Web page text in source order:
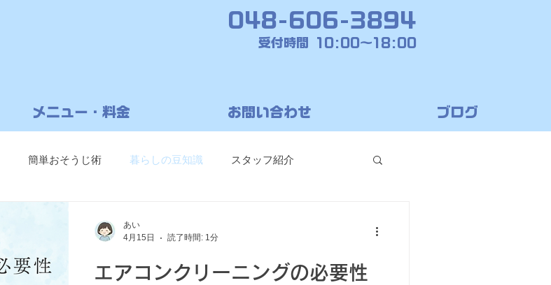
048-606-3894
受付時間 10:00～18:00
メニュー・料金 お問い合わせ ブログ
簡単おそうじ術 暮らしの豆知識 スタッフ紹介
エアコンクリーニングの必要性
あい
4月15日
読了時間: 1分